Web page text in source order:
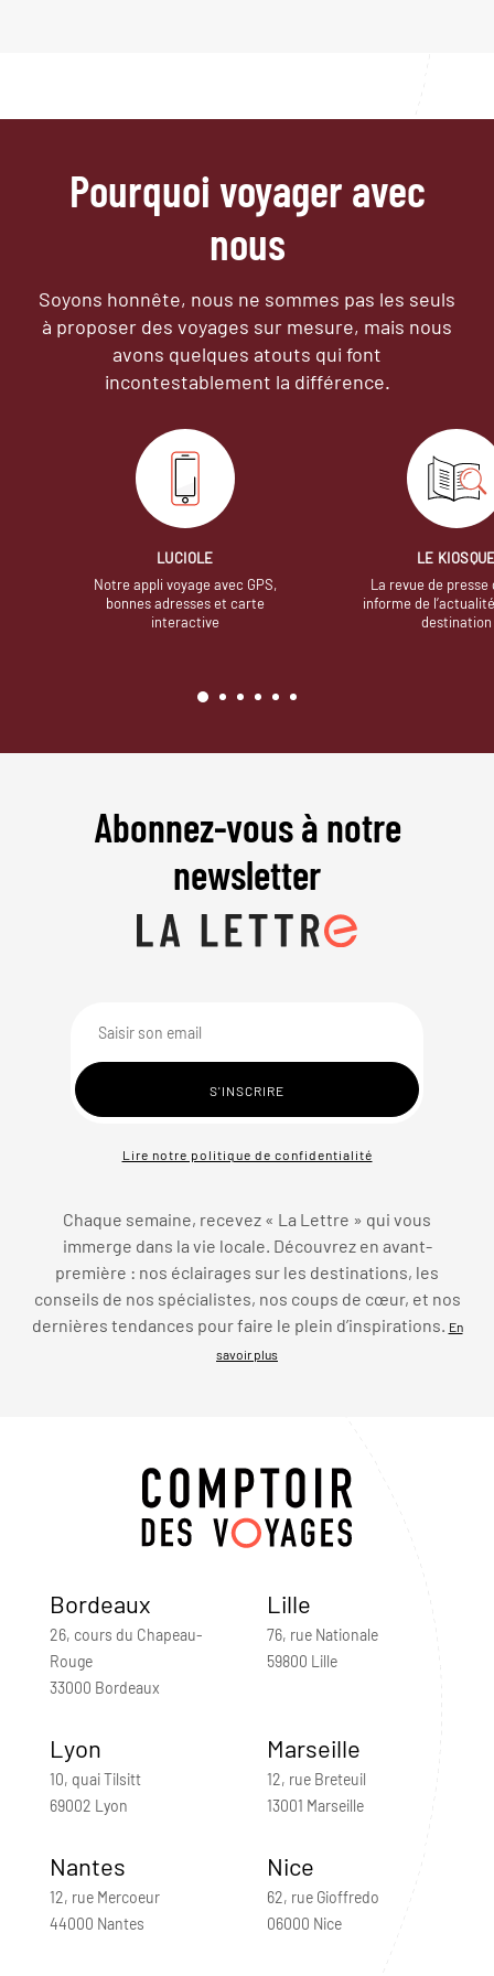
Pourquoi voyager avec
nous
Soyons honnête, nous ne sommes pas les seuls
à proposer des voyages sur mesure, mais nous
avons quelques atouts qui font
incontestablement la différence.
LUCIOLE
Notre appli voyage avec GPS,
bonnes adresses et carte
interactive
LE
La revue de presse
informe de
destination
Abonnez-vous à notre
newsletter
Lire notre politique de confidentialité
Chaque semaine, recevez « La Lettre » qui vous
immerge dans la vie locale. Découvrez en avant-
première : nos éclairages sur les destinations, les
conseils de nos spécialistes, nos coups de cœur, et nos
dernières tendances pour faire le plein d’inspirations.
En
savoir plus
Bordeaux
26, cours du Chapeau-
Rouge
33000 Bordeaux
Lille
76, rue Nationale
59800 Lille
Lyon
10, quai Tilsitt
69002 Lyon
Marseille
12, rue Breteuil
13001 Marseille
Nantes
12, rue Mercoeur
44000 Nantes
Nice
62, rue Gioffredo
06000 Nice